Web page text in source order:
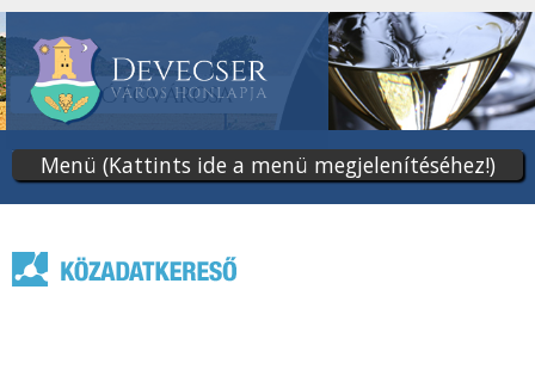
tartalomra
Menü (Kattints ide a menü megjelenítéséhez!)